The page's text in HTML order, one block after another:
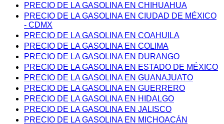
PRECIO DE LA GASOLINA EN CHIHUAHUA
PRECIO DE LA GASOLINA EN CIUDAD DE MÉXICO
- CDMX
PRECIO DE LA GASOLINA EN COAHUILA
PRECIO DE LA GASOLINA EN COLIMA
PRECIO DE LA GASOLINA EN DURANGO
PRECIO DE LA GASOLINA EN ESTADO DE MÉXICO
PRECIO DE LA GASOLINA EN GUANAJUATO
PRECIO DE LA GASOLINA EN GUERRERO
PRECIO DE LA GASOLINA EN HIDALGO
PRECIO DE LA GASOLINA EN JALISCO
PRECIO DE LA GASOLINA EN MICHOACÁN